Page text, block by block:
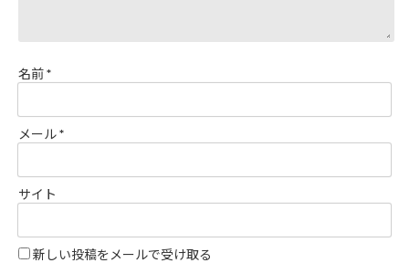
名前*
メール*
サイト
新しい投稿をメールで受け取る